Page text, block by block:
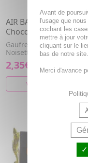
AIR BAR Gaufrettes
Chocolat Noisette
Gaufrette saveur
Noisette
2,35€
VOIR CET ARTICLE
Avant de
l'usage que
cochant les
mettre à jour
cliquant sur le
bas de notre site.
Merci d'avance